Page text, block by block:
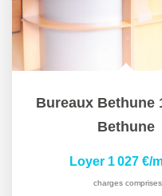
Bureaux Bethune
Bethune
Loyer 1 027 €/
charges comprises